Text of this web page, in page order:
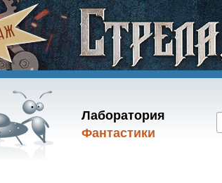
Лаборатория
Фантастики